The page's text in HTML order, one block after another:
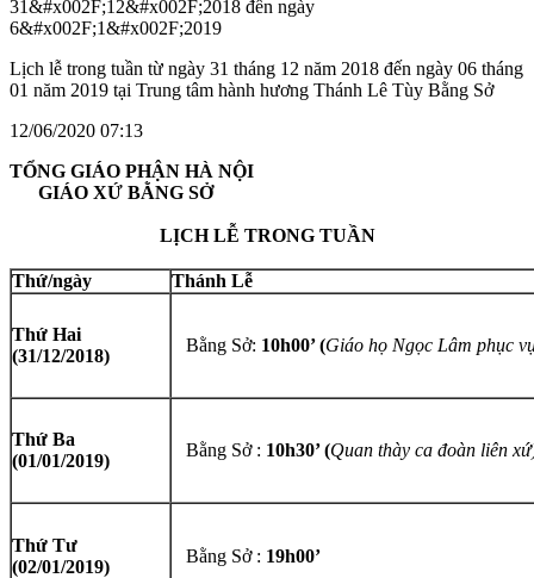
Lịch lễ trong tuần từ ngày 31 tháng 12 năm 2018 đến ngày 06 tháng
01 năm 2019 tại Trung tâm hành hương Thánh Lê Tùy Bằng Sở
12/06/2020 07:13
TỔNG GIÁO PHẬN HÀ NỘI
GIÁO XỨ BẰNG SỞ
LỊCH LỄ TRONG TUẦN
Thứ/ngày Thánh Lễ
Thứ Hai
(31/12/2018)
Bằng Sở: 10h00’ (Giáo họ Ngọc Lâm phục
Thứ Ba
(01/01/2019)
Bằng Sở : 10h30’ (Quan thày ca đoàn liên
Thứ Tư
(02/01/2019)
Bằng Sở : 19h00’